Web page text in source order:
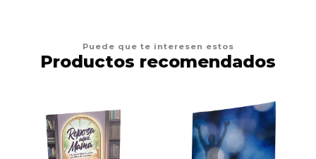
Puede que te interesen estos
Productos recomendados